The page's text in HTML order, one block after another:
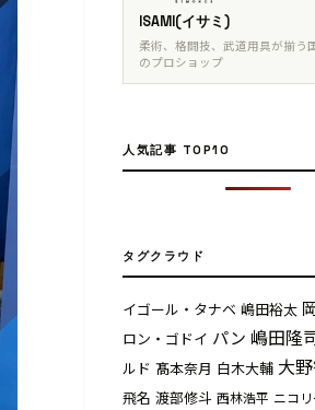
ISAMI(イサミ)
柔術、格闘技、武道用具が揃う
のプロショップ
人気記事 TOP10
タグクラウド
イゴール・タナベ 嶋田裕太
ロン・ゴドイ パン 嶋田隆
ルド 髙本奈月 白木大輔 大
飛名 渡部修斗 西林浩平 ニコ